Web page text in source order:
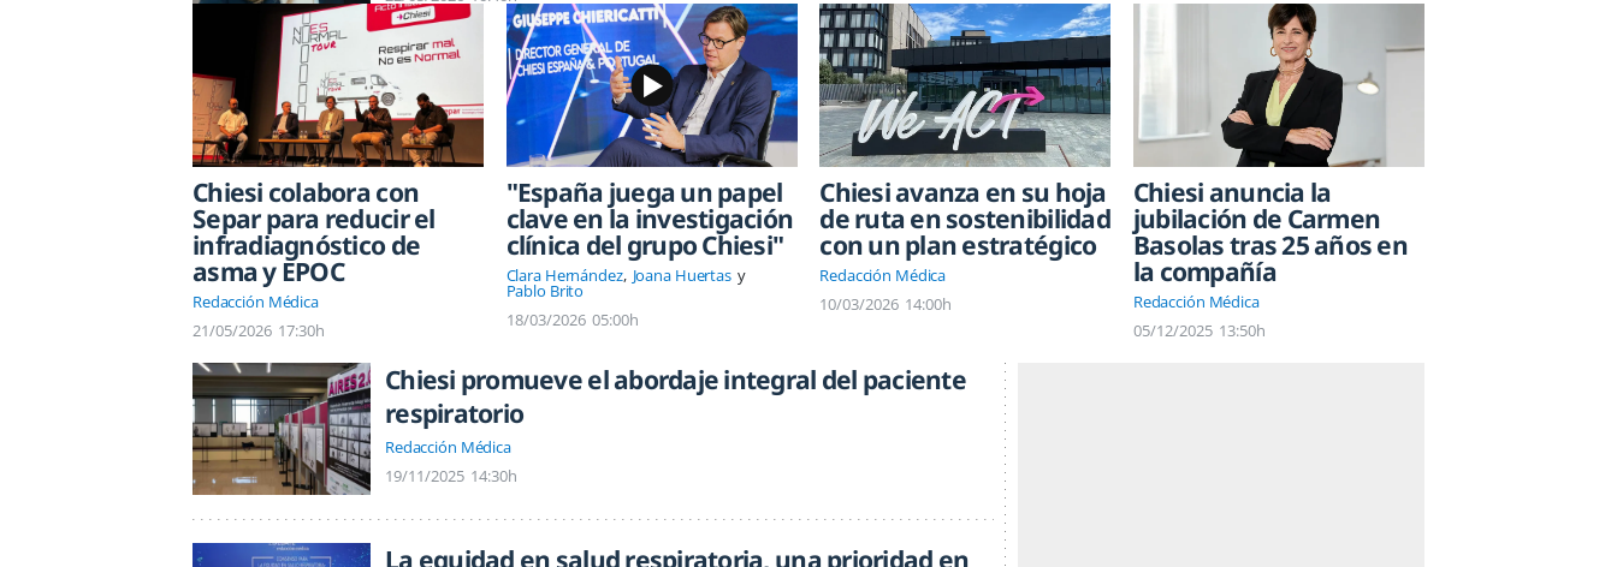
Chiesi colabora con
Separ para reducir el
infradiagnóstico de
asma y EPOC
Redacción Médica
21/05/2026 17:30h
"España juega un papel
clave en la investigación
clínica del grupo Chiesi"
Clara Hernández Joana Huertas
Pablo Brito
18/03/2026 05:00h
Chiesi avanza en su hoja
de ruta en sostenibilidad
con un plan estratégico
Redacción Médica
10/03/2026 14:00h
Chiesi anuncia la
jubilación de Carmen
Basolas tras 25 años en
la compañía
Redacción Médica
05/12/2025 13:50h
Chiesi promueve el abordaje integral del paciente
respiratorio
Redacción Médica
19/11/2025 14:30h
La equidad en salud respiratoria, una prioridad en